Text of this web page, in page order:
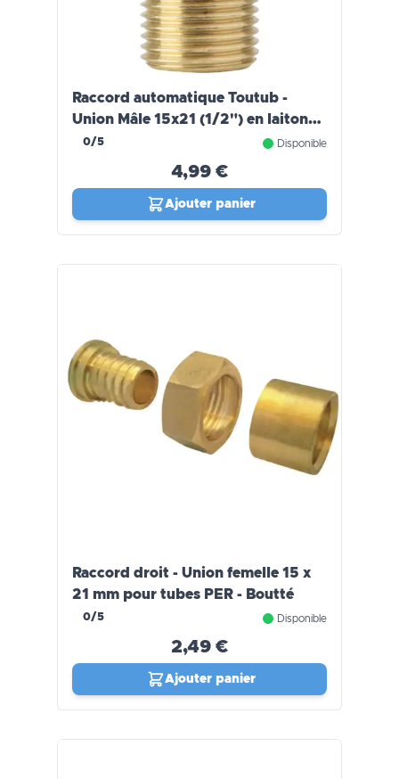
Raccord automatique Toutub -
Union Mâle 15x21 (1/2") en laiton
Ø16 - Boutté
0/5 Disponible
4,99 €
Ajouter panier
Raccord droit - Union femelle 15 x
21 mm pour tubes PER - Boutté
0/5 Disponible
2,49 €
Ajouter panier